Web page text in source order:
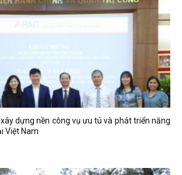
dựng nền công vụ ưu tú và phát triển năng
Việt Nam